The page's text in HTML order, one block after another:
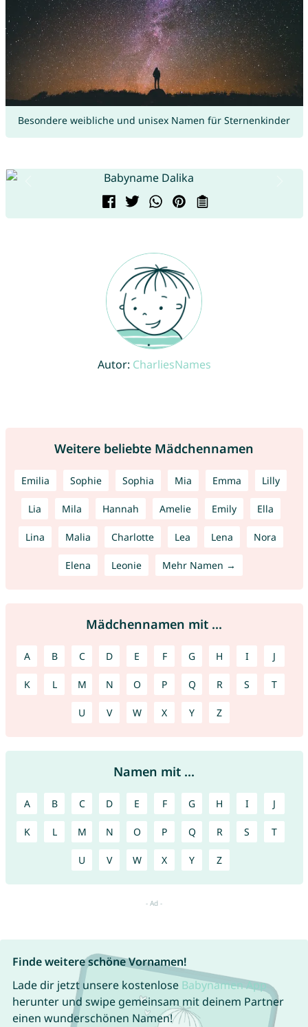
Besondere weibliche und unisex Namen für Sternenkinder
Autor: CharliesNames
Weitere beliebte Mädchennamen
Emilia Sophie Sophia Mia Emma Lilly
Lia Mila Hannah Amelie Emily Ella
Lina Malia Charlotte Lea Lena Nora
Elena Leonie Mehr Namen →
Mädchennamen mit ...
A B C D E F G H I J
K L M N O P Q R S T
U V W X Y Z
Namen mit ...
A B C D E F G H I J
K L M N O P Q R S T
U V W X Y Z
Finde weitere schöne Vornamen!
Lade dir jetzt unsere kostenlose Babynamen App
herunter und swipe gemeinsam mit deinem Partner
einen wunderschönen Namen!